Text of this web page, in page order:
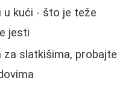
u kući - što je teže
jesti
za slatkišima, probajte